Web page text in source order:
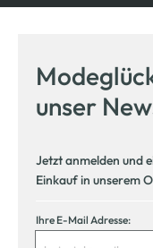
unser
Jetzt anmelden und
Einkauf in unserem
Ihre E-Mail Adresse: